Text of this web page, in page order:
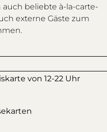
beliebte à-la-carte-
externe Gäste zum
von 12-22 Uhr